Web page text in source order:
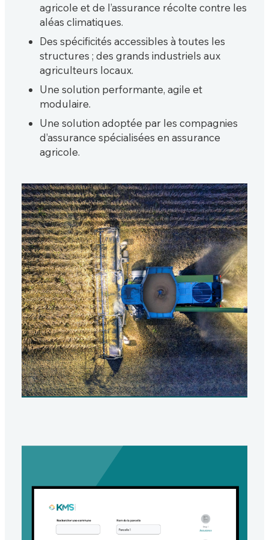
agricole et de l’assurance récolte contre les
aléas climatiques.
Des spécificités accessibles à toutes les
structures ; des grands industriels aux
agriculteurs locaux.
Une solution performante, agile et
modulaire.
Une solution adoptée par les compagnies
d’assurance spécialisées en assurance
agricole.